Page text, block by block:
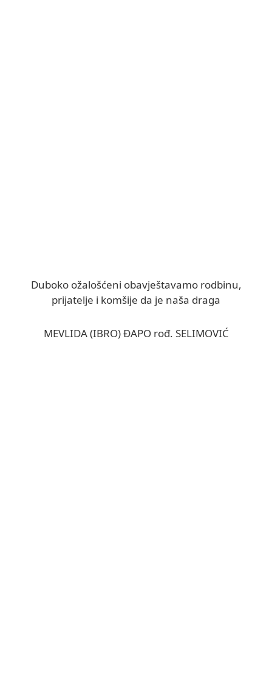
Duboko ožalošćeni obavještavamo rodbinu,
prijatelje i komšije da je naša draga
MEVLIDA (IBRO) ĐAPO rođ. SELIMOVIĆ